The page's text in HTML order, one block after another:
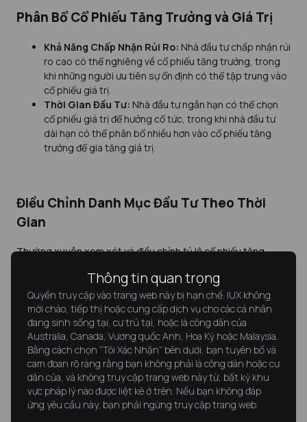
Phân Bổ Cổ Phiếu Tăng Trưởng và Giá Trị
Khả Năng Chấp Nhận Rủi Ro: Nhà đầu tư chấp nhận rủi
ro cao có thể nghiêng về cổ phiếu tăng trưởng, trong
khi những người ưu tiên sự ổn định có thể tập trung vào
cổ phiếu giá trị.
Thời Gian Đầu Tư: Nhà đầu tư ngắn hạn có thể chọn
cổ phiếu giá trị để hưởng cổ tức, trong khi nhà đầu tư
dài hạn có thể phân bổ nhiều hơn vào cổ phiếu tăng
trưởng để gia tăng giá trị.
Điều Chỉnh Danh Mục Đầu Tư Theo Thời
Gian
Thường xuyên xem xét và điều chỉnh tỷ lệ cổ phiếu tăng
mục tiêu tài chính cá nhân có thể thay đổi, và việc cân bằng lại
đảm bảo danh mục đầu tư phù hợp với các mục tiêu hiện tại.
Cách Chu Kỳ Thị Trường Ảnh
Hưởng Đến Cổ Phiếu Tăng Trưởng
Thông tin quan trọng
Quyền truy cập vào trang web này bị hạn chế. IUX không
mời chào, tiếp thị hoặc cung cấp dịch vụ cho các cá nhân
đang sinh sống tại, cư trú tại, hoặc là công dân của
Australia, Canada, Vương quốc Anh, Hoa Kỳ hoặc Malaysia.
Bằng cách chọn “Tôi Xác Nhận” bên dưới, bạn tuyên bố và
cam đoan rõ ràng rằng bạn không phải là công dân hoặc cư
dân của, và không truy cập trang web này từ, bất kỳ khu
vực pháp lý nào được liệt kê ở trên. Nếu bạn không đáp
ứng yêu cầu này, bạn phải ngừng truy cập trang web.